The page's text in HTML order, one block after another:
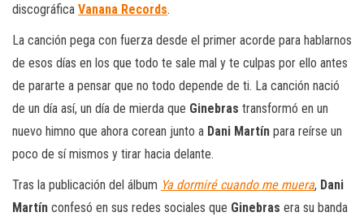
discográfica Vanana Records.
La canción pega con fuerza desde el primer acorde para hablarnos
de esos días en los que todo te sale mal y te culpas por ello antes
de pararte a pensar que no todo depende de ti. La canción nació
de un día así, un día de mierda que Ginebras transformó en un
nuevo himno que ahora corean junto a Dani Martín para reírse un
poco de sí mismos y tirar hacia delante.
Tras la publicación del álbum Ya dormiré cuando me muera, Dani
Martín confesó en sus redes sociales que Ginebras era su banda